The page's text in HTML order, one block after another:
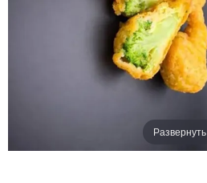
Развернуть